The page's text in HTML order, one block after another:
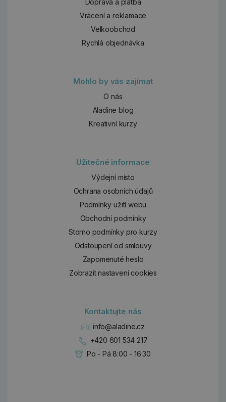
Doprava a platba
Vrácení a reklamace
Velkoobchod
Rychlá objednávka
Mohlo by vás zajímat
O nás
Aladine blog
Kreativní kurzy
Užitečné informace
Výdejní místo
Ochrana osobních údajů
Podmínky užití webu
Obchodní podmínky
Storno podmínky pro kurzy
Odstoupení od smlouvy
Zapomenuté heslo
Zobrazit nastavení cookies
Kontaktujte nás
info@aladine.cz
+420 601 534 217
Po - Pá 8:00 - 16:30